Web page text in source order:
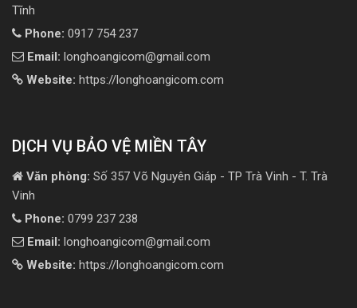
Tĩnh
Phone: 0917 754 237
Email: longhoangicom@gmail.com
Website: https://longhoangicom.com
DỊCH VỤ BẢO VỆ MIỀN TÂY
Văn phòng: Số 357 Võ Nguyên Giáp - TP Trà Vinh - T. Trà
Vinh
Phone: 0799 237 238
Email: longhoangicom@gmail.com
Website: https://longhoangicom.com